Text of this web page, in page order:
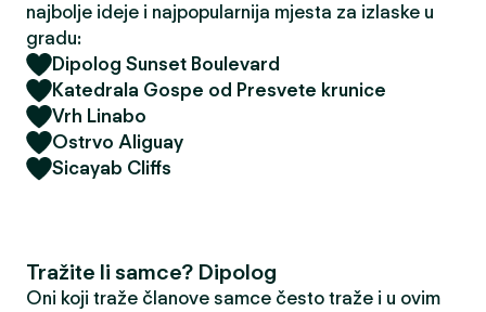
najbolje ideje i najpopularnija mjesta za izlaske u
gradu:
Dipolog Sunset Boulevard
Katedrala Gospe od Presvete krunice
Vrh Linabo
Ostrvo Aliguay
Sicayab Cliffs
Tražite li samce? Dipolog
Oni koji traže članove samce često traže i u ovim